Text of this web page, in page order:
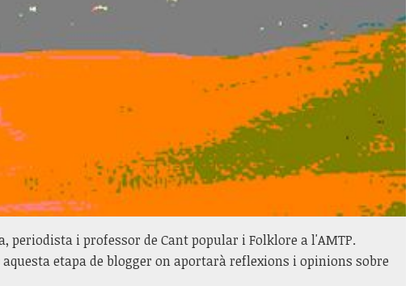
periodista i professor de Cant popular i Folklore a l'AMTP.
etapa de blogger on aportarà reflexions i opinions sobre